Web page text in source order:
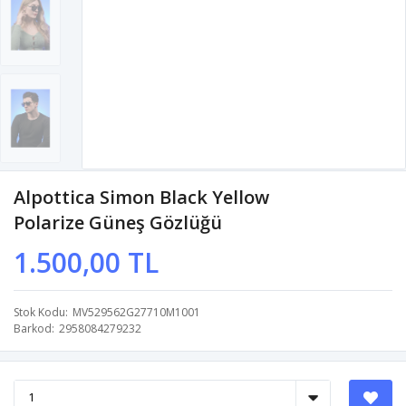
Alpottica Simon Black Yellow
Polarize Güneş Gözlüğü
1.500,00 TL
Stok Kodu MV529562G27710M1001
Barkod 2958084279232